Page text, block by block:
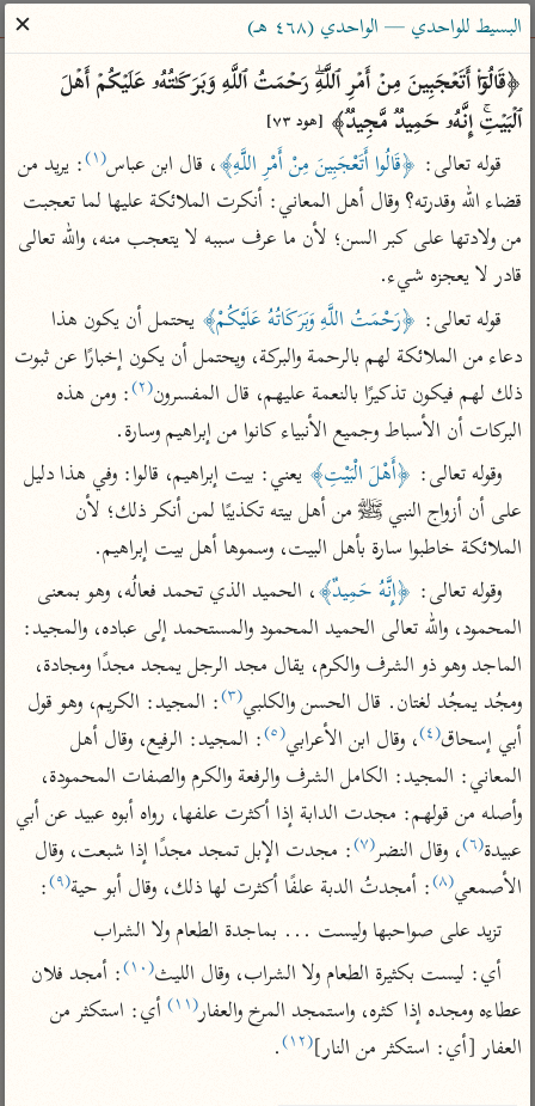
ساهم معنا في نشر القرآن والعلم الشرعي
الباحث القرآني
بحث تفسير علوم
Type 2 or more characters for results.
Type 1 or more
characters for results.
أمّهات
تفسير الطبري
تفسير ابن كثير
تفسير القرطبي
تفسير البغوي
جمع الأقوال
تفسير ابن الجوزي
تفسير الماوردي
منتقاة
تفسير ابن القيم
تفسير ابن تيمية
عامّة
تفسير السمعاني
تفسير مكّي
محاسن التأويل
للقاسمي
تفسير الثعالبي
عامّة
فتح البيان للقنوجي
فتح القدير للشوكاني
تفسير ابن جزي
موسوعات
تفسير الآلوسي
تفسير الرازي
أخرى
أضواء البيان
نظم الدرر للبقاعي
لغة وبلاغة
التحرير والتنوير
المحرر الوجيز لابن
عطية
البحر المحيط لأبي
حيان
البسيط للواحدي
معاصرة
الميسر
المختصر في
التفسير
تفسير السعدي
أيسر التفاسير
القرآن – تدبر وعمل
تفسير ابن عثيمين
مركَّزة العبارة
تفسير الجلالين
جامع البيان للإيجي
تفسير البيضاوي
تفسير النسفي
الوجيز للواحدي
تفسير ابن أبي زمنين
آثار
موسوعة التفسير
البسيط للواحدي — الواحدي (٤٦٨ هـ)
✕
ٱلۡبَیۡتِۚ إِنَّهُۥ حَمِیدࣱ مَّجِیدࣱ﴾ [هود ٧٣]
قوله تعالى: ﴿قَالُوا أَتَعْجَبِينَ مِنْ أَمْرِ اللَّهِ﴾، قال ابن عباس(١)
قادر لا يعجزه شيء.
قوله تعالى: ﴿رَحْمَتُ اللَّهِ وَبَرَكَاتُهُ عَلَيْكُمْ﴾
ذلك لهم فيكون تذكيرًا بالنعمة عليهم، قال المفسرون(٢)
البركات أن الأسباط وجميع الأنبياء كانوا من إبراهيم وسارة.
وقوله تعالى: ﴿أَهْلَ الْبَيْتِ﴾
الملائكة خاطبوا سارة بأهل البيت، وسموها أهل بيت إبراهيم.
وقوله تعالى: ﴿إِنَّهُ حَمِيدٌ﴾
ومجُد يمجُد لغتان. قال الحسن والكلبي(٣)
أبي إسحاق(٤) ، وقال ابن الأعرابي(٥)
عبيدة(٦) ، وقال النضر(٧)
الأصمعي(٨) : أمجدتُ الدبة علفًا أكثرت لها ذلك، وقال أبو حية(٩) :
تزيد على صواحبها وليست ... بماجدة الطعام ولا الشراب
أي: ليست بكثيرة الطعام ولا الشراب، وقال الليث(١٠)
عطاءه ومجده إذا كثره، واستمجد المرخ والعفار(١١)
العفار [أي: استكثر من النار](١٢) .